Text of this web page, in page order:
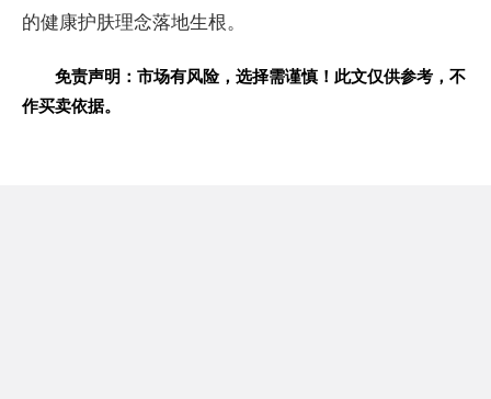
的健康护肤理念落地生根。
免责声明：市场有风险，选择需谨慎！此文仅供参考，不
作买卖依据。